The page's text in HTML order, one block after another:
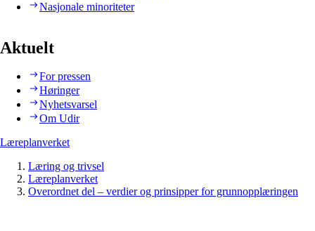
Nasjonale minoriteter
Aktuelt
For pressen
Høringer
Nyhetsvarsel
Om Udir
Læreplanverket
Læring og trivsel
Læreplanverket
Overordnet del – verdier og prinsipper for grunnopplæringen